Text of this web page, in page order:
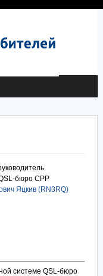
бюро СРР
Яцкив (RN3RQ)
системе QSL-бюро